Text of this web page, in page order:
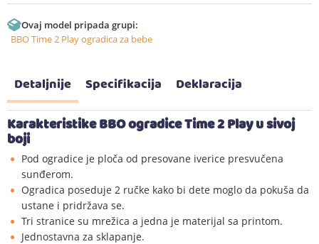
Ovaj model pripada grupi:
BBO Time 2 Play ogradica za bebe
Detaljnije Specifikacija Deklaracija
Karakteristike BBO ogradice Time 2 Play u sivoj
boji
Pod ogradice je ploča od presovane iverice presvučena
sunđerom.
Ogradica poseduje 2 ručke kako bi dete moglo da pokuša da
ustane i pridržava se.
Tri stranice su mrežica a jedna je materijal sa printom.
Jednostavna za sklapanje.